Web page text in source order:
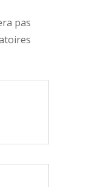
pas